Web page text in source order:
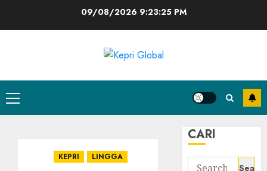
09/08/2026 9:23:26 PM
Primary
Menu
KEPRI LINGGA
CARI
Search